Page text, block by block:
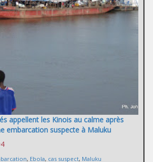
appellent les Kinois au calme après
embarcation suspecte à Maluku
, Ebola, cas suspect, Maluku